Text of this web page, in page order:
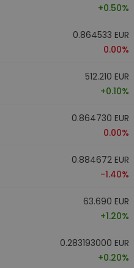
+0.50%
0.864533 EUR
0.00%
512.210 EUR
+0.10%
0.864730 EUR
0.00%
0.884672 EUR
-1.40%
63.690 EUR
+1.20%
0.283193000 EUR
+0.20%